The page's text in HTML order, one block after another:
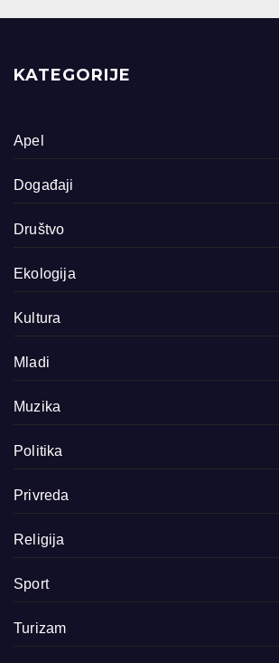
KATEGORIJE
Apel
Događaji
Društvo
Ekologija
Kultura
Mladi
Muzika
Politika
Privreda
Religija
Sport
Turizam